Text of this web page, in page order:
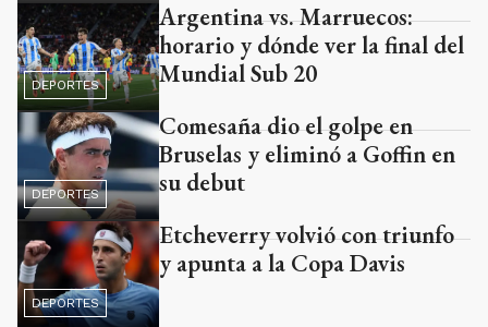
DEPORTES
Argentina vs. Marruecos:
horario y dónde ver la final del
Mundial Sub 20
DEPORTES
Comesaña dio el golpe en
Bruselas y eliminó a Goffin en
su debut
DEPORTES
Etcheverry volvió con triunfo
y apunta a la Copa Davis